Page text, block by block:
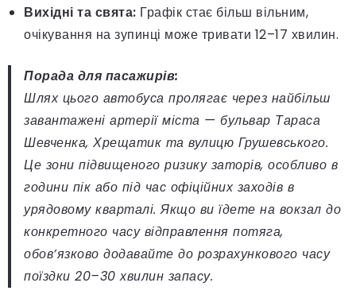
Вихідні та свята: Графік стає більш вільним,
очікування на зупинці може тривати 12–17 хвилин.
Порада для пасажирів:
Шлях цього автобуса пролягає через найбільш
завантажені артерії міста — бульвар Тараса
Шевченка, Хрещатик та вулицю Грушевського.
Це зони підвищеного ризику заторів, особливо в
години пік або під час офіційних заходів в
урядовому кварталі. Якщо ви їдете на вокзал до
конкретного часу відправлення потяга,
обов’язково додавайте до розрахункового часу
поїздки 20–30 хвилин запасу.